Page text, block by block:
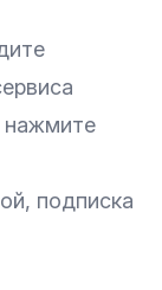
нажмите
подписка